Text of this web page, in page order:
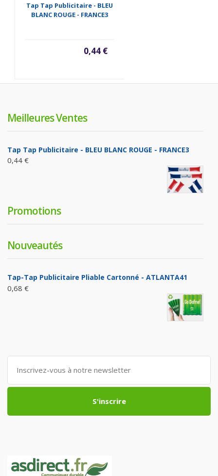
Tap Tap Publicitaire - BLEU
BLANC ROUGE - FRANCE3
0,44 €
Meilleures Ventes
Tap Tap Publicitaire - BLEU BLANC ROUGE - FRANCE3
0,44 €
Promotions
Nouveautés
Tap-Tap Publicitaire Pliable Cartonné - ATLANTA41
0,68 €
S'inscrire